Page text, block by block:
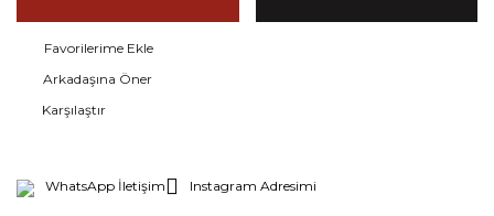
Arkadaşına Öner
Karşılaştır
WhatsApp İletişim Instagram Adresimi